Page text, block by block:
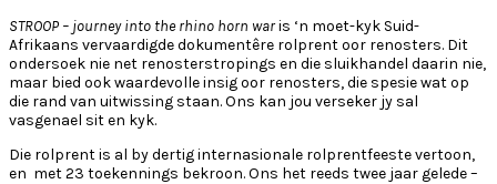
STROOP – journey into the rhino horn waris ‘n moet-kyk Suid-
Afrikaans vervaardigde dokumentêre rolprent oor renosters. Dit
ondersoek nie net renosterstropings en die sluikhandel daarin nie,
maar bied ook waardevolle insig oor renosters, die spesie wat op
die rand van uitwissing staan. Ons kan jou verseker jy sal
vasgenael sit en kyk.
Die rolprent is al by dertig internasionale rolprentfeeste vertoon,
en met 23 toekennings bekroon. Ons het reeds twee jaar gelede –